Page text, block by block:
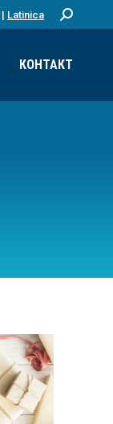
| Latinica Претрага:
КОНТАКТ